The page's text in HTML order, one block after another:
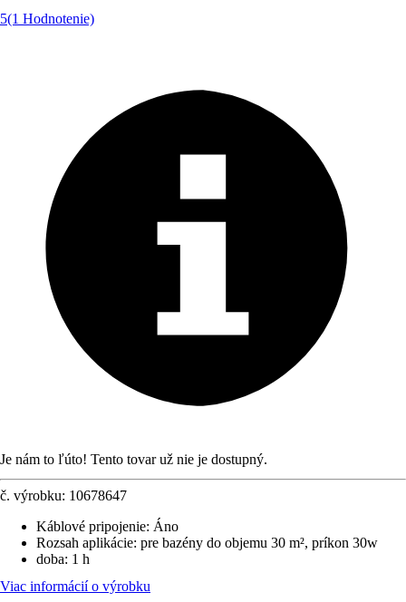
5(1 Hodnotenie)
Je nám to ľúto! Tento tovar už nie je dostupný.
č. výrobku: 10678647
Káblové pripojenie: Áno
Rozsah aplikácie: pre bazény do objemu 30 m², príkon 30w
doba: 1 h
Viac informácií o výrobku